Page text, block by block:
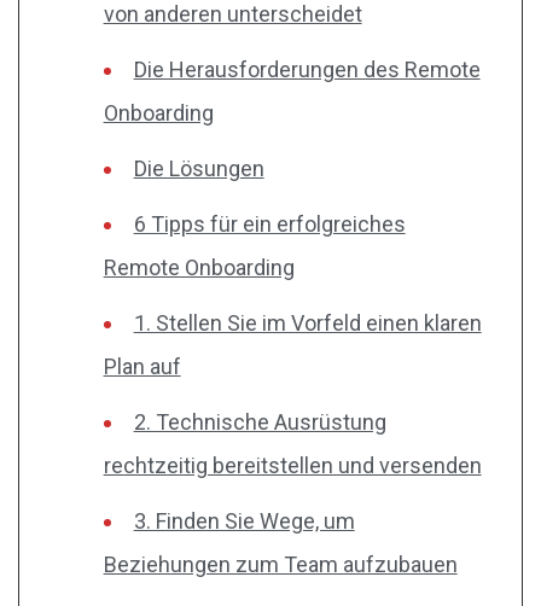
von anderen unterscheidet
Die Herausforderungen des Remote
Onboarding
Die Lösungen
6 Tipps für ein erfolgreiches
Remote Onboarding
1. Stellen Sie im Vorfeld einen klaren
Plan auf
2. Technische Ausrüstung
rechtzeitig bereitstellen und versenden
3. Finden Sie Wege, um
Beziehungen zum Team aufzubauen